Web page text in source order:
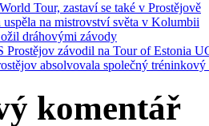
Tour, zastaví se také v Prostějově
na mistrovství světa v Kolumbii
dráhovými závody
závodil na Tour of Estonia
absolvovala společný tréninkový
komentář